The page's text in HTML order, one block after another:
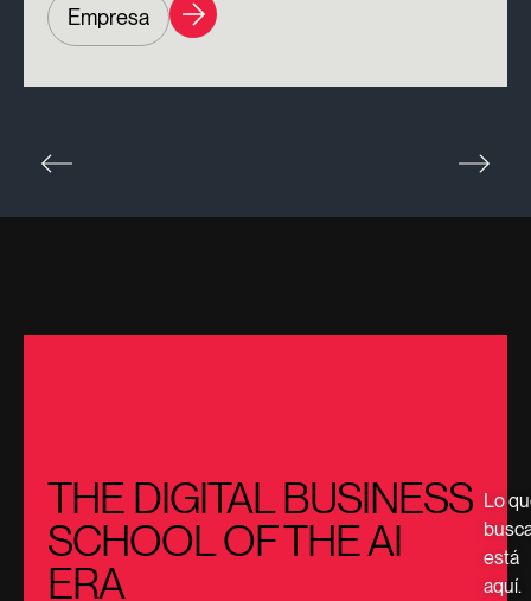
Empresa
THE DIGITAL BUSINESS
SCHOOL OF THE AI
ERA
Lo
está
aquí.